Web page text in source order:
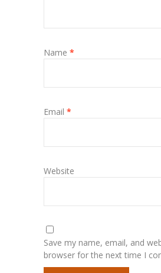
Name *
Email *
Website
Save my name, email, and
browser for the next time I